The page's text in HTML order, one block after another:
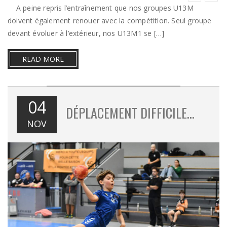
A peine repris l’entraînement que nos groupes U13M
doivent également renouer avec la compétition. Seul groupe
devant évoluer à l’extérieur, nos U13M1 se […]
READ MORE
04
NOV
DÉPLACEMENT DIFFICILE…